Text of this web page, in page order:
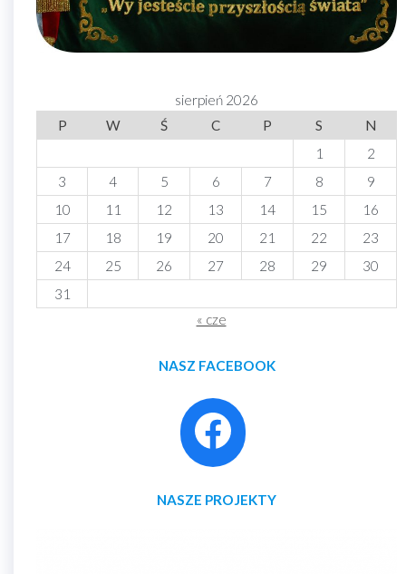
sierpień 2026
P
W Ś C P S
N
1
2
3
4 5 6 7 8
9
10
11 12 13 14 15
16
17
18 19 20 21 22
23
24
25 26 27 28 29
30
31
« cze
NASZ FACEBOOK
NASZE PROJEKTY